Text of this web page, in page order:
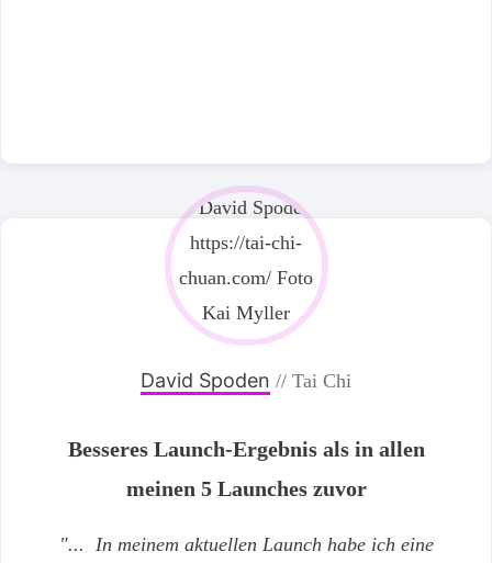
David Spoden // Tai Chi
Besseres Launch-Ergebnis als in allen
meinen 5 Launches zuvor
"... In meinem aktuellen Launch habe ich eine